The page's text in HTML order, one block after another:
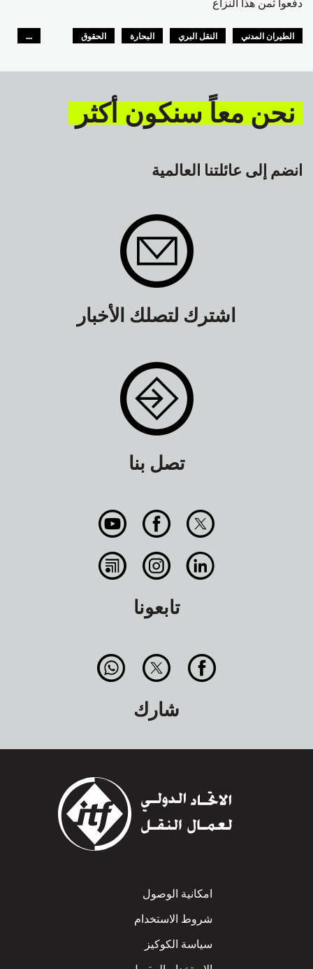
الطيران المدني النقل البري البحارة
الحقوق
...
نحن معاً سنكون أكثر
انضم إلى عائلتنا العالمية
اشترك لتصلك الأخبار
تصل بنا
تابعونا
شارك
Footer
امكانية الوصول
شروط الاستخدام
سياسة الكوكيز